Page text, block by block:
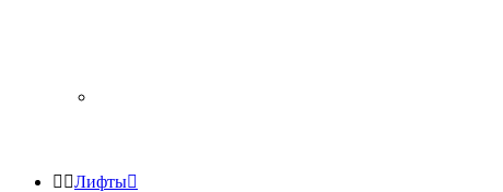
 Лифты